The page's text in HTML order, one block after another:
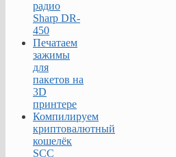
радио
Sharp DR-
450
Печатаем
зажимы
для
пакетов на
3D
принтере
Компилируем
криптовалютный
кошелёк
SCC